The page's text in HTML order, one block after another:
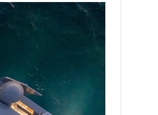
II и Принцесса
посетили 77-й Бал
Креста Монако